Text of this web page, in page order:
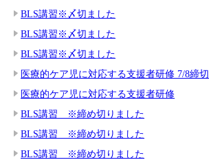
BLS講習※〆切ました
BLS講習※〆切ました
BLS講習※〆切ました
医療的ケア児に対応する支援者研修 7/8締切
医療的ケア児に対応する支援者研修
BLS講習 ※締め切りました
BLS講習 ※締め切りました
BLS講習 ※締め切りました